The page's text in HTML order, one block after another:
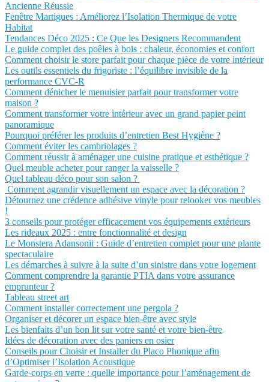
Ancienne Réussie
Fenêtre Martigues : Améliorez l’Isolation Thermique de votre
Habitat
Tendances Déco 2025 : Ce Que les Designers Recommandent
Le guide complet des poêles à bois : chaleur, économies et confort
Comment choisir le store parfait pour chaque pièce de votre intérieur
Les outils essentiels du frigoriste : l’équilibre invisible de la
performance CVC-R
Comment dénicher le menuisier parfait pour transformer votre
maison ?
Comment transformer votre intérieur avec un grand papier peint
panoramique
Pourquoi préférer les produits d’entretien Best Hygiène ?
Comment éviter les cambriolages ?
Comment réussir à aménager une cuisine pratique et esthétique ?
Quel meuble acheter pour ranger la vaisselle ?
Quel tableau déco pour son salon ?
Comment agrandir visuellement un espace avec la décoration ?
Détournez une crédence adhésive vinyle pour relooker vos meubles
!
3 conseils pour protéger efficacement vos équipements extérieurs
Les rideaux 2025 : entre fonctionnalité et design
Le Monstera Adansonii : Guide d’entretien complet pour une plante
spectaculaire
Les démarches à suivre à la suite d’un sinistre dans votre logement
Comment comprendre la garantie PTIA dans votre assurance
emprunteur ?
Tableau street art
Comment installer correctement une pergola ?
Organiser et décorer un espace bien-être avec style
Les bienfaits d’un bon lit sur votre santé et votre bien-être
Idées de décoration avec des paniers en osier
Conseils pour Choisir et Installer du Placo Phonique afin
d’Optimiser l’Isolation Acoustique
Garde-corps en verre : quelle importance pour l’aménagement de